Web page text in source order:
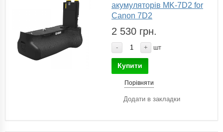
акумуляторів MK-7D2 for
Canon 7D2
2 530 грн.
- + шт
Купити
Порівняти
Додати в закладки